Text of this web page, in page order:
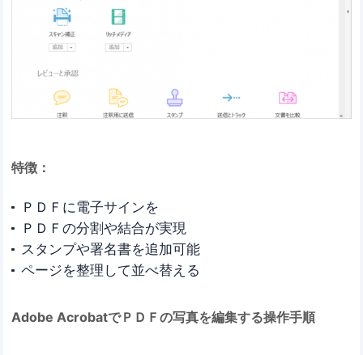
特徴：
ＰＤＦに電子サインを
ＰＤＦの分割や結合が実現
スタンプや署名書を追加可能
ページを整理して並べ替える
Adobe AcrobatでＰＤＦの写真を編集する操作手順